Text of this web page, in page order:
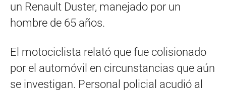
un Renault Duster, manejado por un
hombre de 65 años.
El motociclista relató que fue colisionado
por el automóvil en circunstancias que aún
se investigan. Personal policial acudió al